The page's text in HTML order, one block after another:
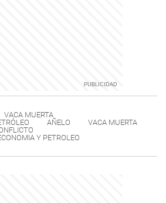
VACA MUERTA
AÑELO
VACA MUERTA
Y PETROLEO